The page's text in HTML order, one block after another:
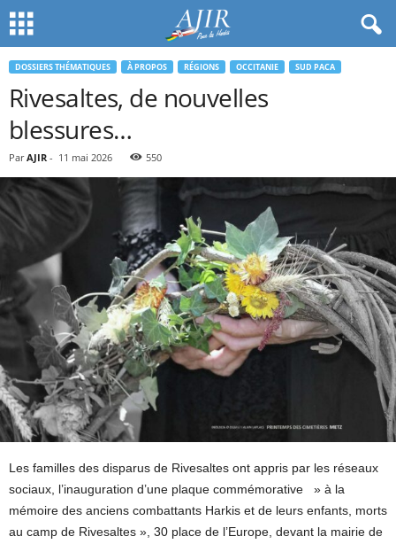
DOSSIERS THÉMATIQUES À PROPOS RÉGIONS OCCITANIE SUD PACA
Rivesaltes, de nouvelles
blessures…
Par AJIR - 11 mai 2026 550
Les familles des disparus de Rivesaltes ont appris par les réseaux
sociaux, l’inauguration d’une plaque commémorative » à la
mémoire des anciens combattants Harkis et de leurs enfants, morts
au camp de Rivesaltes », 30 place de l’Europe, devant la mairie de